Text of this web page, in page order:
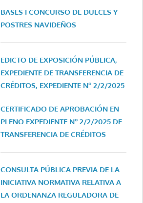
BASES I CONCURSO DE DULCES Y
POSTRES NAVIDEÑOS
EDICTO DE EXPOSICIÓN PÚBLICA,
EXPEDIENTE DE TRANSFERENCIA DE
CRÉDITOS, EXPEDIENTE Nº 2/2/2025
CERTIFICADO DE APROBACIÓN EN
PLENO EXPEDIENTE Nº 2/2/2025 DE
TRANSFERENCIA DE CRÉDITOS
CONSULTA PÚBLICA PREVIA DE LA
INICIATIVA NORMATIVA RELATIVA A
LA ORDENANZA REGULADORA DE